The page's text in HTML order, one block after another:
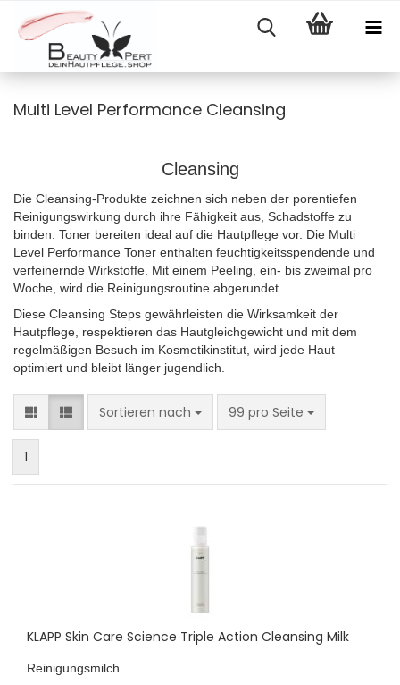
Multi Level Performance Cleansing
Cleansing
Die Cleansing-Produkte zeichnen sich neben der porentiefen
Reinigungswirkung durch ihre Fähigkeit aus, Schadstoffe zu
binden. Toner bereiten ideal auf die Hautpflege vor. Die Multi
Level Performance Toner enthalten feuchtigkeitsspendende und
verfeinernde Wirkstoffe. Mit einem Peeling, ein- bis zweimal pro
Woche, wird die Reinigungsroutine abgerundet.
Diese Cleansing Steps gewährleisten die Wirksamkeit der
Hautpflege, respektieren das Hautgleichgewicht und mit dem
regelmäßigen Besuch im Kosmetikinstitut, wird jede Haut
optimiert und bleibt länger jugendlich.
Sortieren nach
Sortieren nach 99 pro Seite
pro Seite
1
KLAPP Skin Care Science Triple Action Cleansing Milk
Reinigungsmilch